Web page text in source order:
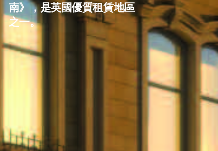
南》，是英國優質租賃地區
之一。